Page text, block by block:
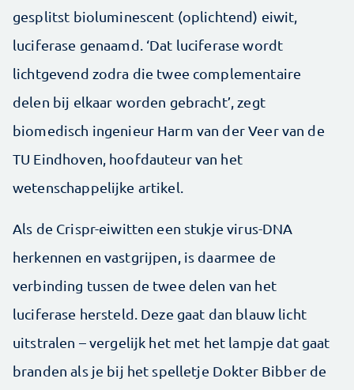
gesplitst bioluminescent (oplichtend) eiwit,
luciferase genaamd. ‘Dat luciferase wordt
lichtgevend zodra die twee complementaire
delen bij elkaar worden gebracht’, zegt
biomedisch ingenieur Harm van der Veer van de
TU Eindhoven, hoofdauteur van het
wetenschappelijke artikel.
Als de Crispr-eiwitten een stukje virus-DNA
herkennen en vastgrijpen, is daarmee de
verbinding tussen de twee delen van het
luciferase hersteld. Deze gaat dan blauw licht
uitstralen – vergelijk het met het lampje dat gaat
branden als je bij het spelletje Dokter Bibber de